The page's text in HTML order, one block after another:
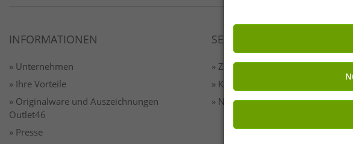
INFORMATIONEN
» Unternehmen
» Ihre Vorteile
» Originalware und Auszeichnungen
Outlet46
» Presse
SERVICE
» Zahlung & Versand
» Kontakt
» Newsletter